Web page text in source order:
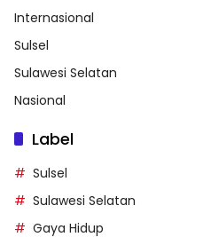
Internasional
Sulsel
Sulawesi Selatan
Nasional
Label
Sulsel
Sulawesi Selatan
Gaya Hidup